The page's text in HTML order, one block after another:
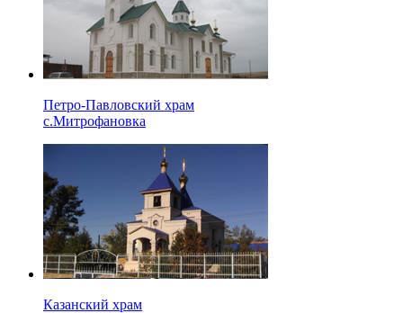
Петро-Павловский храм
с.Митрофановка
Казанский храм